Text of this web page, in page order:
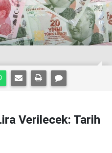
Verilecek: Tarih